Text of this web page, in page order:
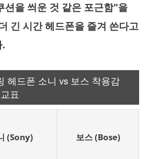
션을 씌운 것 같은 포근함"을
긴 시간 헤드폰을 즐겨 쓴다고
.
헤드폰 소니 vs 보스 착용감
표
(Sony) 보스 (Bose)